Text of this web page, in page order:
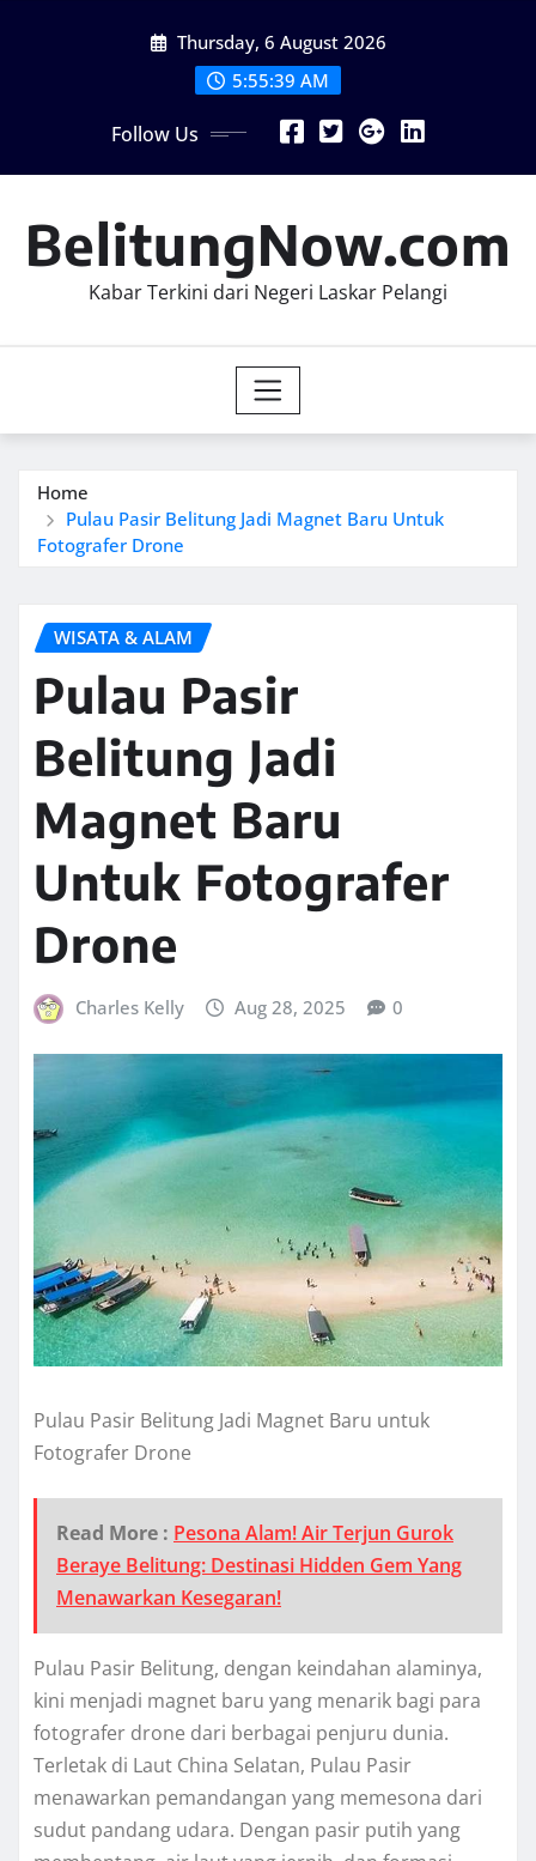
Thursday, 6 August 2026
5:55:41 AM
Follow Us
BelitungNow.com
Kabar Terkini dari Negeri Laskar Pelangi
Home
Pulau Pasir Belitung Jadi Magnet Baru Untuk
Fotografer Drone
WISATA & ALAM
Pulau Pasir
Belitung Jadi
Magnet Baru
Untuk Fotografer
Drone
Charles Kelly Aug 28, 2025 0
Pulau Pasir Belitung Jadi Magnet Baru untuk
Fotografer Drone
Read More : Pesona Alam! Air Terjun Gurok
Beraye Belitung: Destinasi Hidden Gem Yang
Menawarkan Kesegaran!
Pulau Pasir Belitung, dengan keindahan alaminya,
kini menjadi magnet baru yang menarik bagi para
fotografer drone dari berbagai penjuru dunia.
Terletak di Laut China Selatan, Pulau Pasir
menawarkan pemandangan yang memesona dari
sudut pandang udara. Dengan pasir putih yang